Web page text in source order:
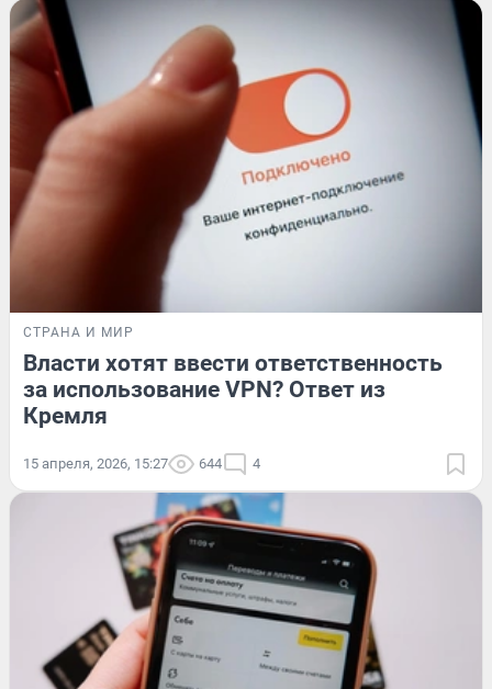
СТРАНА И МИР
Власти хотят ввести ответственность
за использование VPN? Ответ из
Кремля
15 апреля, 2026, 15:27 644 4